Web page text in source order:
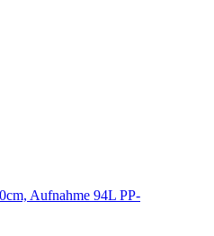
Aufnahme 94L PP-